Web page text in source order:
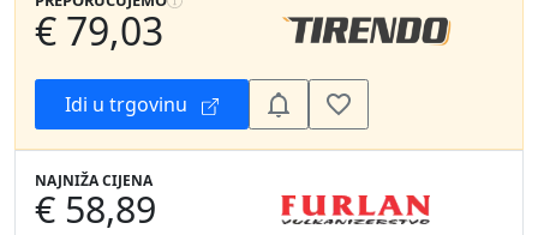
€ 79,03
Idi u trgovinu
NAJNIŽA CIJENA
€ 58,89